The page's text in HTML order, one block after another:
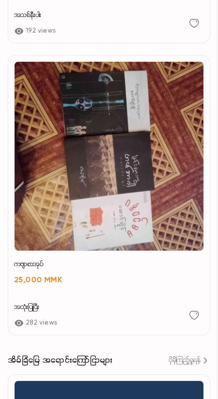
အသစ်နီးပါး
192 views
ကဗျာစာအုပ်
25,000 MMK
အသုံးပြုပြီး
282 views
အိမ်ခြံမြေ အရောင်းကြော်ငြာများ ပိုမိုကြည့်ရှုရန်